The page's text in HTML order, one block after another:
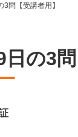
3問【受講者用】
の3問